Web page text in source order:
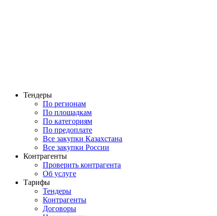
Тендеры
По регионам
По площадкам
По категориям
По предоплате
Все закупки Казахстана
Все закупки России
Контрагенты
Проверить контрагента
Об услуге
Тарифы
Тендеры
Контрагенты
Договоры